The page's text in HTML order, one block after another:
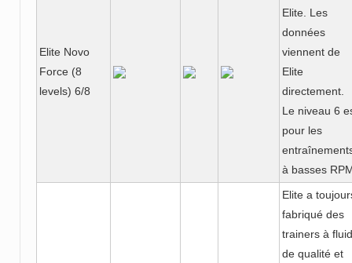
Elite Novo
Force (8
levels) 6/8
Elite. Les
données
viennent de
Elite
directement.
Le niveau 6
pour les
à basses
Elite a
fabriqué des
trainers à
de qualité et